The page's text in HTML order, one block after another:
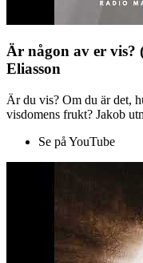
Är någon av er vis?
Eliasson
Är du vis? Om du är det,
visdomens frukt? Jakob
Se på YouTube